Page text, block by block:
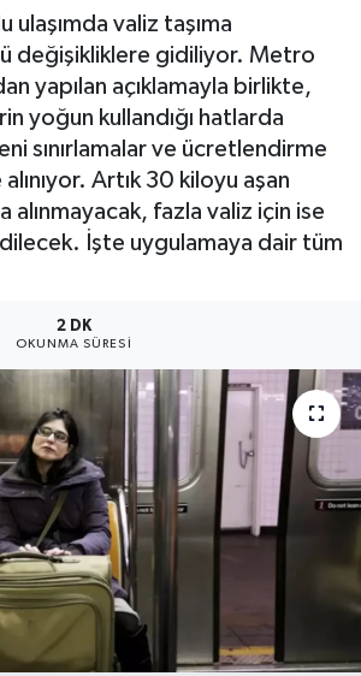
ulaşımda valiz taşıma
değişikliklere gidiliyor. Metro
yapılan açıklamayla birlikte,
yoğun kullandığı hatlarda
sınırlamalar ve ücretlendirme
Artık 30 kiloyu aşan
alınmayacak, fazla valiz için ise
İşte uygulamaya dair tüm
2 DK
OKUNMA SÜRESI